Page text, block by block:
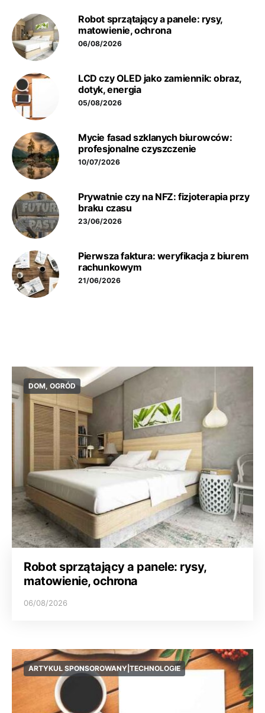
Robot sprzątający a panele: rysy,
matowienie, ochrona
06/08/2026
LCD czy OLED jako zamiennik: obraz,
dotyk, energia
05/08/2026
Mycie fasad szklanych biurowców:
profesjonalne czyszczenie
10/07/2026
Prywatnie czy na NFZ: fizjoterapia przy
braku czasu
23/06/2026
Pierwsza faktura: weryfikacja z biurem
rachunkowym
21/06/2026
DOM, OGRÓD
Robot sprzątający a panele: rysy,
matowienie, ochrona
06/08/2026
ARTYKUŁ SPONSOROWANY|TECHNOLOGIE